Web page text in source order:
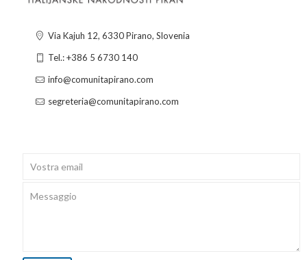
Via Kajuh 12, 6330 Pirano, Slovenia
Tel.: +386 5 6730 140
info@comunitapirano.com
segreteria@comunitapirano.com